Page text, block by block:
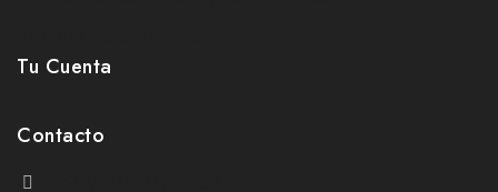
Tu Cuenta
Contacto